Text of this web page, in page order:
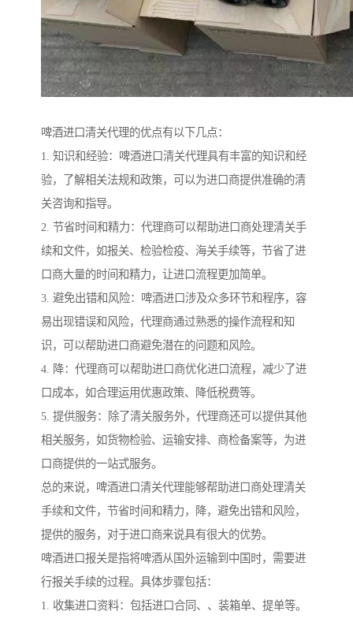
啤酒进口清关代理的优点有以下几点：
1. 知识和经验：啤酒进口清关代理具有丰富的知识和经
验，了解相关法规和政策，可以为进口商提供准确的清
关咨询和指导。
2. 节省时间和精力：代理商可以帮助进口商处理清关手
续和文件，如报关、检验检疫、海关手续等，节省了进
口商大量的时间和精力，让进口流程更加简单。
3. 避免出错和风险：啤酒进口涉及众多环节和程序，容
易出现错误和风险，代理商通过熟悉的操作流程和知
识，可以帮助进口商避免潜在的问题和风险。
4. 降：代理商可以帮助进口商优化进口流程，减少了进
口成本，如合理运用优惠政策、降低税费等。
5. 提供服务：除了清关服务外，代理商还可以提供其他
相关服务，如货物检验、运输安排、商检备案等，为进
口商提供的一站式服务。
总的来说，啤酒进口清关代理能够帮助进口商处理清关
手续和文件，节省时间和精力，降，避免出错和风险，
提供的服务，对于进口商来说具有很大的优势。
啤酒进口报关是指将啤酒从国外运输到中国时，需要进
行报关手续的过程。具体步骤包括：
1. 收集进口资料：包括进口合同、、装箱单、提单等。